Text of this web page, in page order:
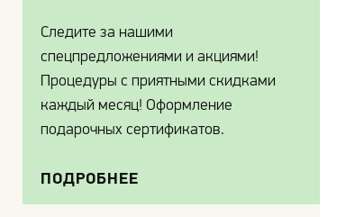
Следите за нашими
спецпредложениями и акциями!
Процедуры с приятными скидками
каждый месяц! Оформление
подарочных сертификатов.
ПОДРОБНЕЕ